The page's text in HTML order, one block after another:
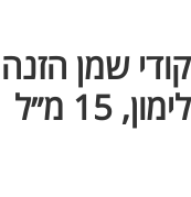
קודי שמן
לימון, 15 מ״ל